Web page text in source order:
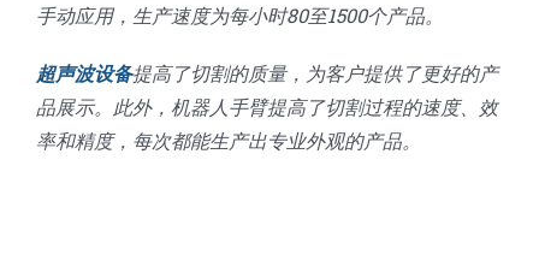
手动应用，生产速度为每小时80至1500个产品。
超声波设备提高了切割的质量，为客户提供了更好的产
品展示。此外，机器人手臂提高了切割过程的速度、效
率和精度，每次都能生产出专业外观的产品。